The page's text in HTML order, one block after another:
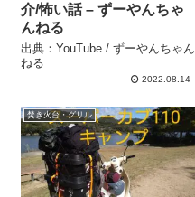
介/怖い話 – ずーやんちゃ
んねる
出典：YouTube / ずーやんちゃん
ねる
2022.08.14
焚き火台・グリル